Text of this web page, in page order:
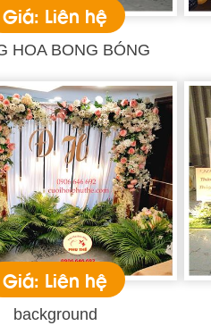
Giá: Liên hệ
HOA BONG BÓNG
Giá: Liên hệ
background